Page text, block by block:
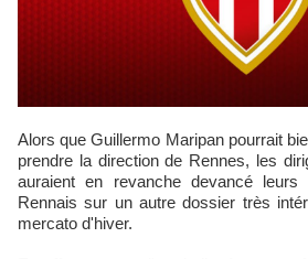
Alors que Guillermo Maripan pourrait bien quitter le Rocher pour
prendre la direction de Rennes, les
auraient en revanche devancé leurs
Rennais sur un autre dossier très
mercato d'hiver.